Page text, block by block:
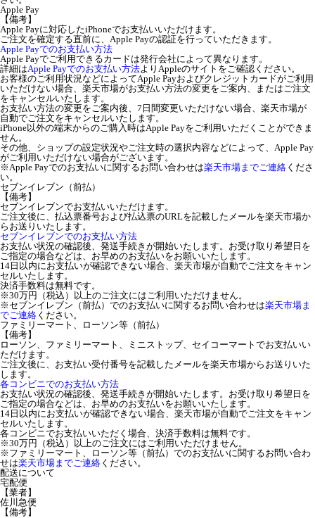
Apple Pay
【備考】
Apple Payに対応したiPhoneでお支払いいただけます。
ご注文を確定する直前に、Apple Payの認証を行っていただきます。
Apple Payでのお支払い方法
Apple Payでご利用できるカードは発行会社によって異なります。
詳細はApple Payでのお支払い方法よりAppleのサイトをご確認ください。
お客様のご利用状況などによってApple Payおよびクレジットカードがご利用
いただけない場合、楽天市場がお支払い方法の変更をご案内、またはご注文
をキャンセルいたします。
お支払い方法の変更をご案内後、7日間変更いただけない場合、楽天市場が
自動でご注文をキャンセルいたします。
iPhone以外の端末からのご購入時はApple Payをご利用いただくことができま
せん。
その他、ショップの設定状況やご注文時の選択内容などによって、Apple Pay
がご利用いただけない場合がございます。
※Apple Payでのお支払いに関するお問い合わせは楽天市場までご連絡 くださ
い。
セブンイレブン（前払）
【備考】
セブンイレブンでお支払いいただけます。
ご注文後に、払込票番号および払込票のURLを記載したメールを楽天市場か
らお送りいたします。
セブンイレブンでのお支払い方法
お支払い状況の確認後、発送手続きが開始いたします。お受け取り希望日を
ご指定の場合などは、お早めのお支払いをお願いいたします。
14日以内にお支払いが確認できない場合、楽天市場が自動でご注文をキャン
セルいたします。
決済手数料は無料です。
※30万円（税込）以上のご注文にはご利用いただけません。
※セブンイレブン（前払）でのお支払いに関するお問い合わせは楽天市場ま
でご連絡 ください。
ファミリーマート、ローソン等（前払）
【備考】
ローソン、ファミリーマート、ミニストップ、セイコーマートでお支払いい
ただけます。
ご注文後に、お支払い受付番号を記載したメールを楽天市場からお送りいた
します。
各コンビニでのお支払い方法
お支払い状況の確認後、発送手続きが開始いたします。お受け取り希望日を
ご指定の場合などは、お早めのお支払いをお願いいたします。
14日以内にお支払いが確認できない場合、楽天市場が自動でご注文をキャン
セルいたします。
各コンビニでお支払いいただく場合、決済手数料は無料です。
※30万円（税込）以上のご注文にはご利用いただけません。
※ファミリーマート、ローソン等（前払）でのお支払いに関するお問い合わ
せは楽天市場までご連絡 ください。
配送について
宅配便
【業者】
佐川急便
【備考】